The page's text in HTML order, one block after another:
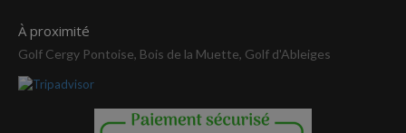
À proximité
Golf Cergy Pontoise, Bois de la Muette, Golf d'Ableiges